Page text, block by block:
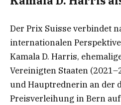
Der Prix Suisse verbindet
internationalen
Kamala D. Harris,
Vereinigten Staaten
und Hauptrednerin an der
Preisverleihung in Bern